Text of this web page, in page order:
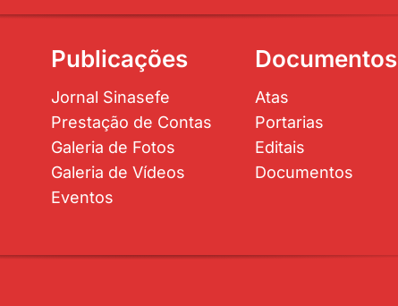
Publicações
Jornal Sinasefe
Prestação de Contas
Galeria de Fotos
Galeria de Vídeos
Eventos
Documentos
Atas
Portarias
Editais
Documentos